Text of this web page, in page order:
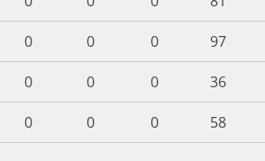
0 0 0
97
0 0 0
36
0 0 0 58